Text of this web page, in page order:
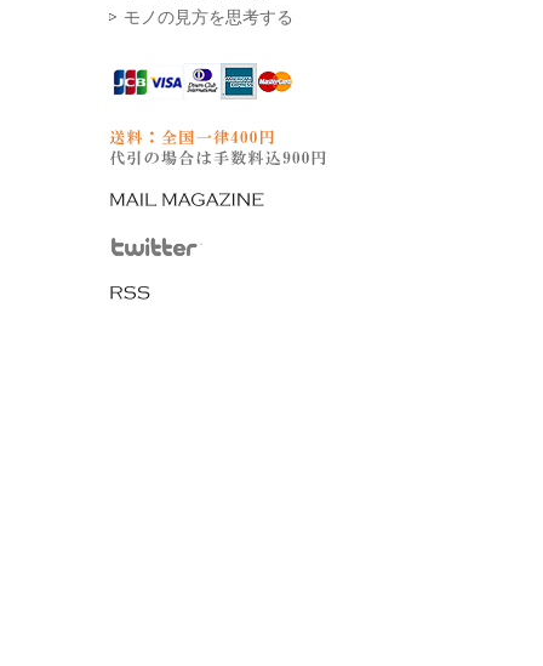
モノの見方を思考する